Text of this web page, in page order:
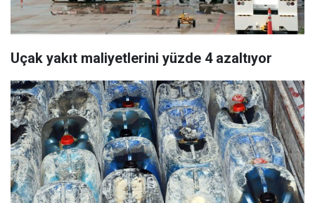
Uçak yakıt maliyetlerini yüzde 4 azaltıyor